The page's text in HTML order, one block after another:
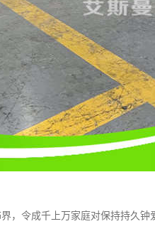
，令成千上万家庭对保持持久钟